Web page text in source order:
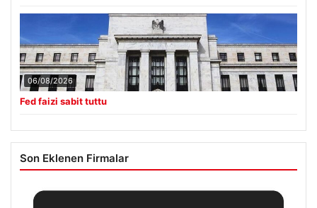
06/08/2026
Fed faizi sabit tuttu
Son Eklenen Firmalar